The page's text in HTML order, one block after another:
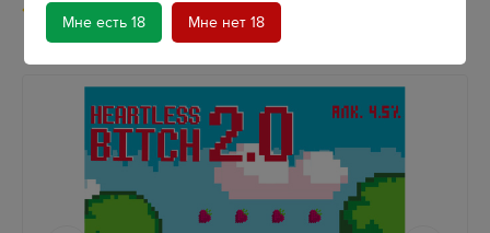
Сидр Gravity Project Heartless Bitch 2.0 (кег)
Мне есть 18 Мне нет 18